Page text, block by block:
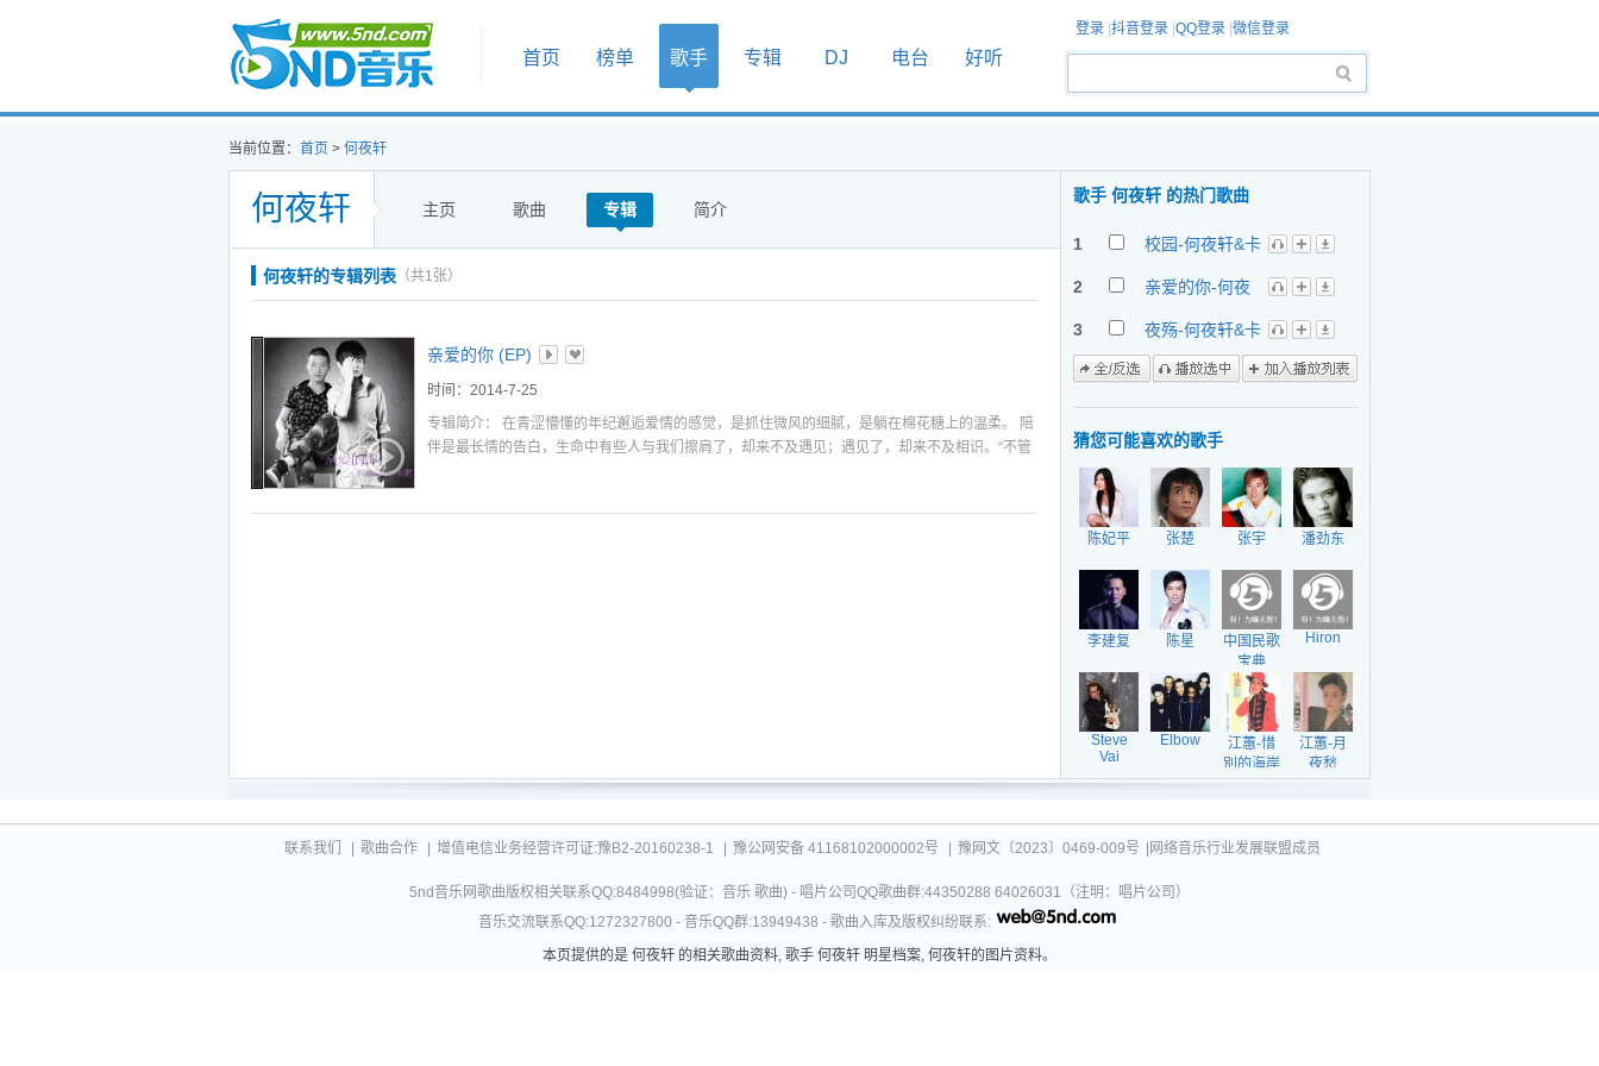
首页
首页 榜单 歌手 专辑 DJ 电台 好听
登录 抖音登录 QQ登录 微信登录
当前位置： 首页 > 何夜轩
何夜轩 主页 歌曲 专辑 简介
何夜轩的专辑列表 （共1张）
亲爱的你 (EP)
时间：2014-7-25
专辑简介： 在青涩懵懂的年纪邂逅爱情的感觉，是抓住微风的细腻，是躺在棉花糖上的温柔。 陪
伴是最长情的告白，生命中有些人与我们擦肩了，却来不及遇见；遇见了，却来不及相识。“不管
歌手 何夜轩 的热门歌曲
1
校园-何夜轩&卡
2
亲爱的你-何夜
3
夜殇-何夜轩&卡
猜您可能喜欢的歌手
陈妃平 张楚 张宇 潘劲东
李建复 陈星
中国民歌
宝典
Hiron
Steve
Vai
Elbow
江蕙-惜
別的海岸
江蕙-月
夜愁
联系我们 歌曲合作 增值电信业务经营许可证:豫B2-20160238-1 豫公网安备 41168102000002号 豫网文〔2023〕0469-009号 |网络音乐行业发展联盟成员
5nd音乐网歌曲版权相关联系QQ:8484998(验证：音乐 歌曲) - 唱片公司QQ歌曲群:44350288 64026031（注明：唱片公司）
音乐交流联系QQ:1272327800 - 音乐QQ群:13949438 - 歌曲入库及版权纠纷联系:
本页提供的是 何夜轩 的相关歌曲资料, 歌手 何夜轩 明星档案, 何夜轩的图片资料。